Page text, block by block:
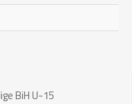
BiH U-15